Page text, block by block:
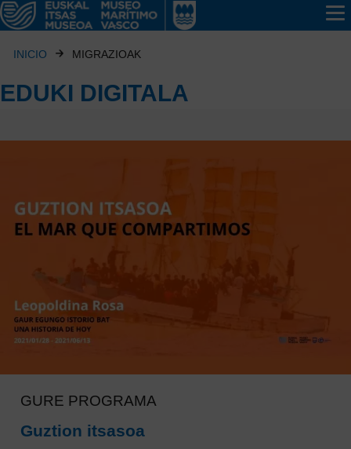
INICIO MIGRAZIOAK
EDUKI DIGITALA
GURE PROGRAMA
Guztion itsasoa